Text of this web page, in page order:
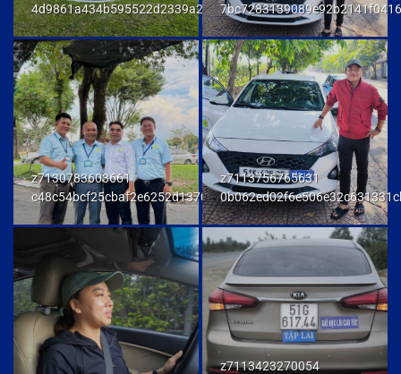
4d9861a434b595522d2339a23458e048
z7130783603661
c48c54bcf25cbaf2e6252d137093a294
z7113756765631
z7113423270054